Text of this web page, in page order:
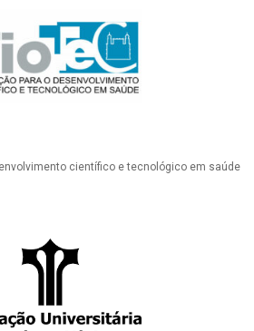
científico e tecnológico em saúde